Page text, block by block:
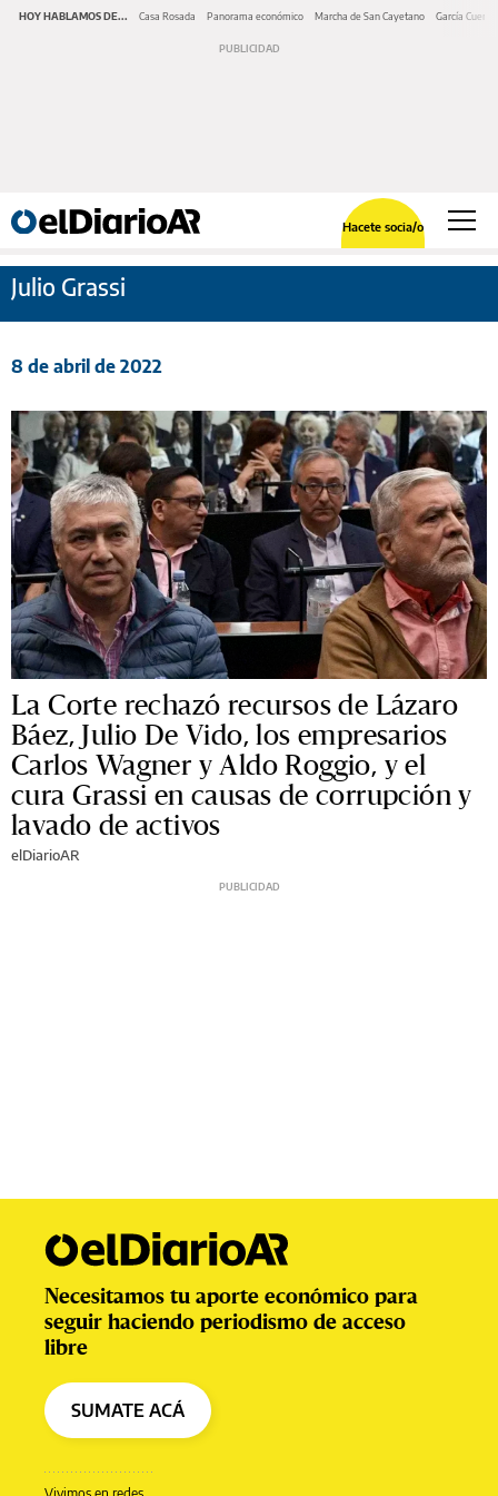
HOY HABLAMOS DE... Casa Rosada Panorama económico Marcha de San Cayetano García Cuerva
Hacete socia/o
Julio Grassi
8 de abril de 2022
La Corte rechazó recursos de Lázaro
Báez, Julio De Vido, los empresarios
Carlos Wagner y Aldo Roggio, y el
cura Grassi en causas de corrupción y
lavado de activos
elDiarioAR
Necesitamos tu aporte económico para
seguir haciendo periodismo de acceso
libre
SUMATE ACÁ